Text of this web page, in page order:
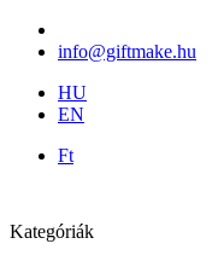
info@giftmake.hu
HU
EN
Ft
Kategóriák